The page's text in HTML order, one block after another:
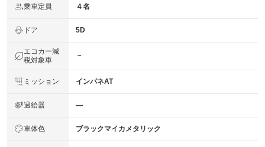
乗車定員 ４名
ドア 5D
エコカー減
税対象車
－
ミッション インパネAT
過給器 ―
車体色 ブラックマイカメタリック